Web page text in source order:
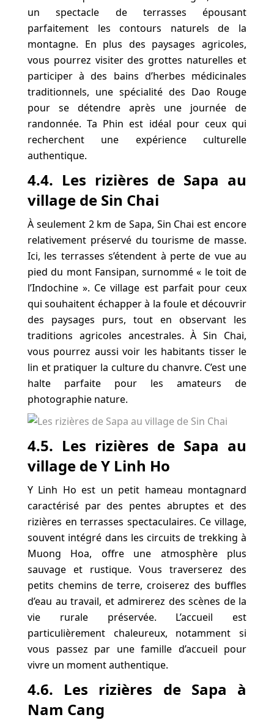
un spectacle de terrasses épousant
parfaitement les contours naturels de la
montagne. En plus des paysages agricoles,
vous pourrez visiter des grottes naturelles et
participer à des bains d’herbes médicinales
traditionnels, une spécialité des Dao Rouge
pour se détendre après une journée de
randonnée. Ta Phin est idéal pour ceux qui
recherchent une expérience culturelle
authentique.
4.4. Les rizières de Sapa au
village de Sin Chai
À seulement 2 km de Sapa, Sin Chai est encore
relativement préservé du tourisme de masse.
Ici, les terrasses s’étendent à perte de vue au
pied du mont Fansipan, surnommé « le toit de
l’Indochine ». Ce village est parfait pour ceux
qui souhaitent échapper à la foule et découvrir
des paysages purs, tout en observant les
traditions agricoles ancestrales. À Sin Chai,
vous pourrez aussi voir les habitants tisser le
lin et pratiquer la culture du chanvre. C’est une
halte parfaite pour les amateurs de
photographie nature.
4.5. Les rizières de Sapa au
village de Y Linh Ho
Y Linh Ho est un petit hameau montagnard
caractérisé par des pentes abruptes et des
rizières en terrasses spectaculaires. Ce village,
souvent intégré dans les circuits de trekking à
Muong Hoa, offre une atmosphère plus
sauvage et rustique. Vous traverserez des
petits chemins de terre, croiserez des buffles
d’eau au travail, et admirerez des scènes de la
vie rurale préservée. L’accueil est
particulièrement chaleureux, notamment si
vous passez par une famille d’accueil pour
vivre un moment authentique.
4.6. Les rizières de Sapa à
Nam Cang